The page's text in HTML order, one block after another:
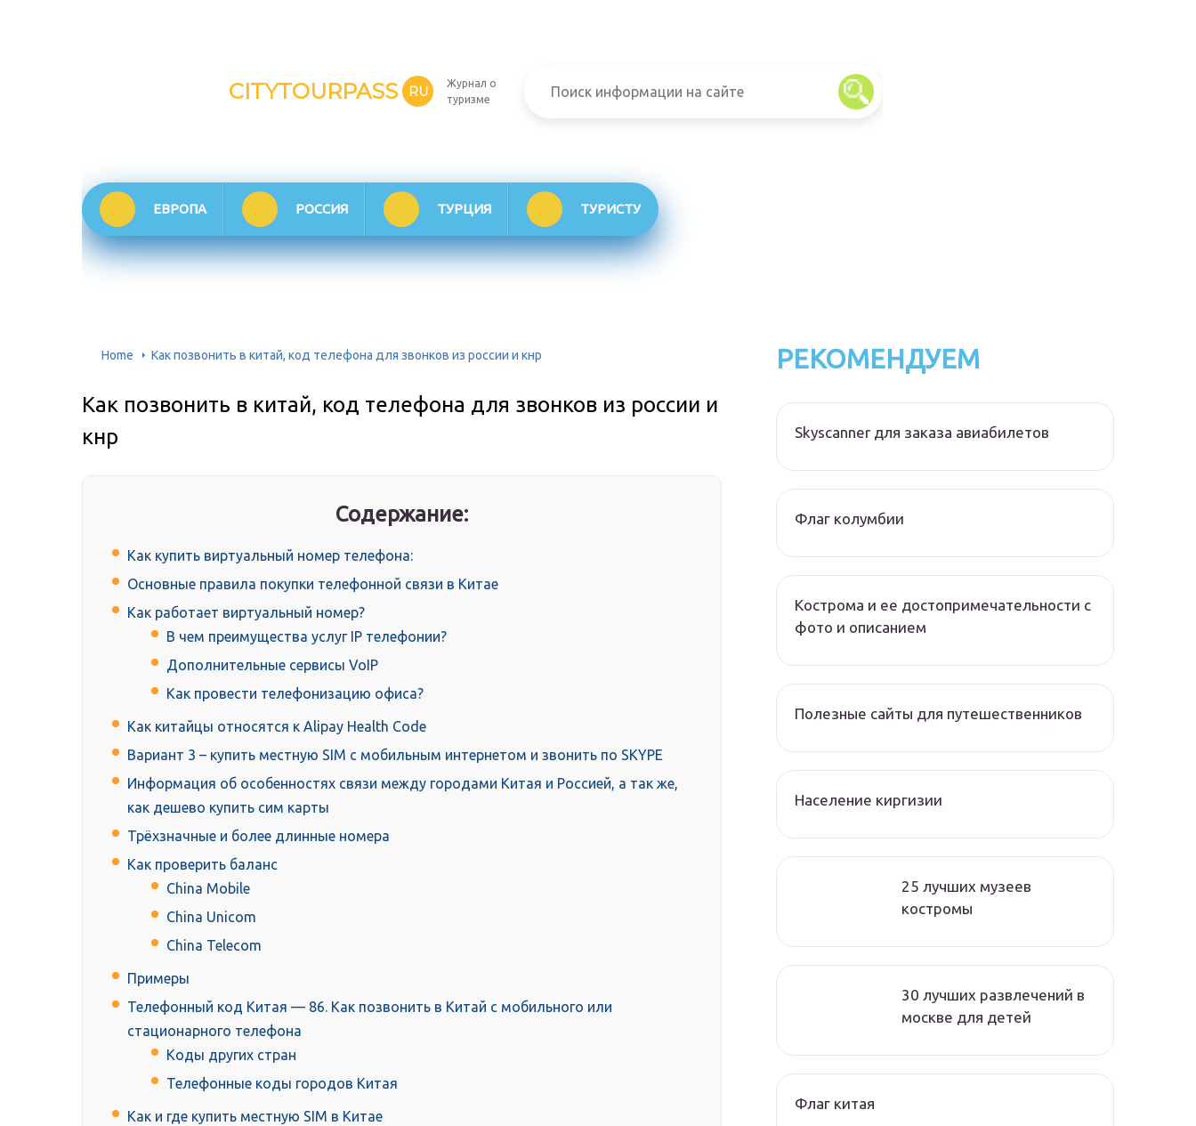
CITYTOURPASS RU
Журнал о
туризме
ЕВРОПА РОССИЯ ТУРЦИЯ ТУРИСТУ
Home Как позвонить в китай, код телефона для звонков из россии и кнр
Как позвонить в китай, код телефона для звонков из россии и
кнр
Содержание:
Как купить виртуальный номер телефона:
Основные правила покупки телефонной связи в Китае
Как работает виртуальный номер?
В чем преимущества услуг IP телефонии?
Дополнительные сервисы VoIP
Как провести телефонизацию офиса?
Как китайцы относятся к Alipay Health Code
Вариант 3 – купить местную SIM с мобильным интернетом и звонить по SKYPE
Информация об особенностях связи между городами Китая и Россией, а так же,
как дешево купить сим карты
Трёхзначные и более длинные номера
Как проверить баланс
China Mobile
China Unicom
China Telecom
Примеры
Телефонный код Китая — 86. Как позвонить в Китай с мобильного или
стационарного телефона
Коды других стран
Телефонные коды городов Китая
Как и где купить местную SIM в Китае
РЕКОМЕНДУЕМ
Skyscanner для заказа авиабилетов
Флаг колумбии
Кострома и ее достопримечательности с
фото и описанием
Полезные сайты для путешественников
Население киргизии
25 лучших музеев
костромы
30 лучших развлечений в
москве для детей
Флаг китая